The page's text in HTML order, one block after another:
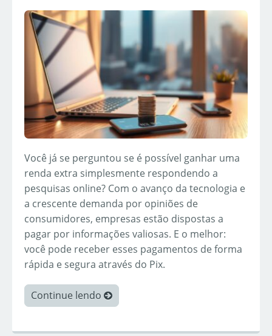
Você já se perguntou se é possível ganhar uma
renda extra simplesmente respondendo a
pesquisas online? Com o avanço da tecnologia e
a crescente demanda por opiniões de
consumidores, empresas estão dispostas a
pagar por informações valiosas. E o melhor:
você pode receber esses pagamentos de forma
rápida e segura através do Pix.
Continue lendo